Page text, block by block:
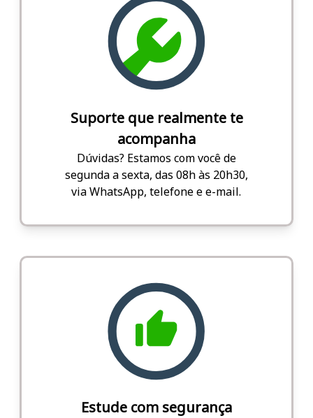
Suporte que realmente te
acompanha
Dúvidas? Estamos com você de
segunda a sexta, das 08h às 20h30,
via WhatsApp, telefone e e-mail.
Estude com segurança